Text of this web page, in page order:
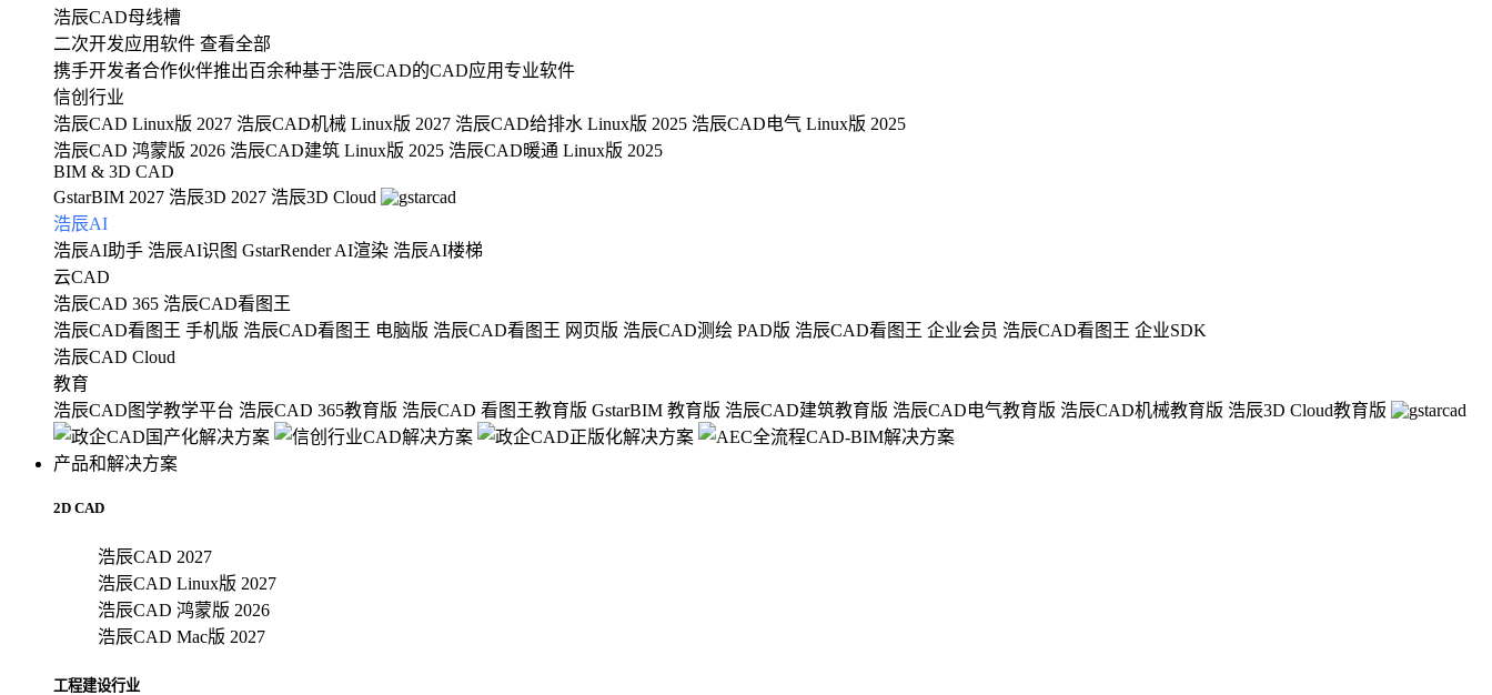
浩辰CAD母线槽
二次开发应用软件 查看全部
携手开发者合作伙伴推出百余种基于浩辰CAD的CAD应用专业软件
信创行业
浩辰CAD Linux版 2027 浩辰CAD机械 Linux版 2027 浩辰CAD给排水 Linux版 2025 浩辰CAD电气 Linux版 2025
浩辰CAD 鸿蒙版 2026 浩辰CAD建筑 Linux版 2025 浩辰CAD暖通 Linux版 2025
BIM & 3D CAD
GstarBIM 2027 浩辰3D 2027 浩辰3D Cloud
浩辰AI
浩辰AI助手 浩辰AI识图 GstarRender AI渲染 浩辰AI楼梯
云CAD
浩辰CAD 365 浩辰CAD看图王
浩辰CAD看图王 手机版 浩辰CAD看图王 电脑版 浩辰CAD看图王 网页版 浩辰CAD测绘 PAD版 浩辰CAD看图王 企业会员 浩辰CAD看图王 企业SDK
浩辰CAD Cloud
教育
浩辰CAD图学教学平台 浩辰CAD 365教育版 浩辰CAD 看图王教育版 GstarBIM 教育版 浩辰CAD建筑教育版 浩辰CAD电气教育版 浩辰CAD机械教育版 浩辰3D Cloud教育版
产品和解决方案
2D CAD
浩辰CAD 2027
浩辰CAD Linux版 2027
浩辰CAD 鸿蒙版 2026
浩辰CAD Mac版 2027
工程建设行业